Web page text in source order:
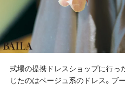
式場の提携ドレスショップに行っ
じたのはベージュ系のドレス。ブ